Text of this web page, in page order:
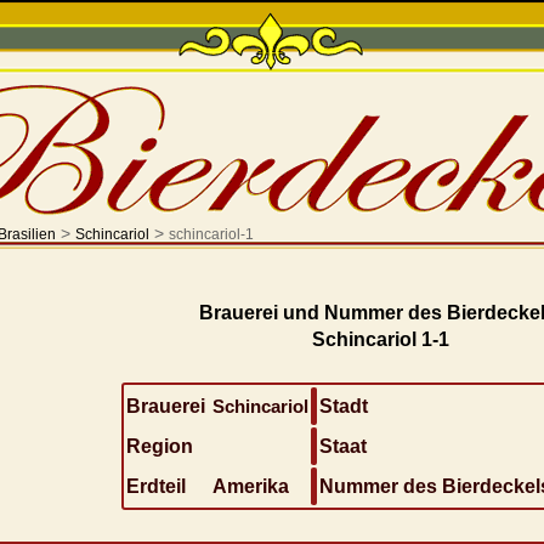
> Schincariol > schincariol-1
Brauerei und Nummer des
Schincariol 1-1
Brauerei Schincariol Stadt
Region
Staat
Erdteil
Amerika Nummer des